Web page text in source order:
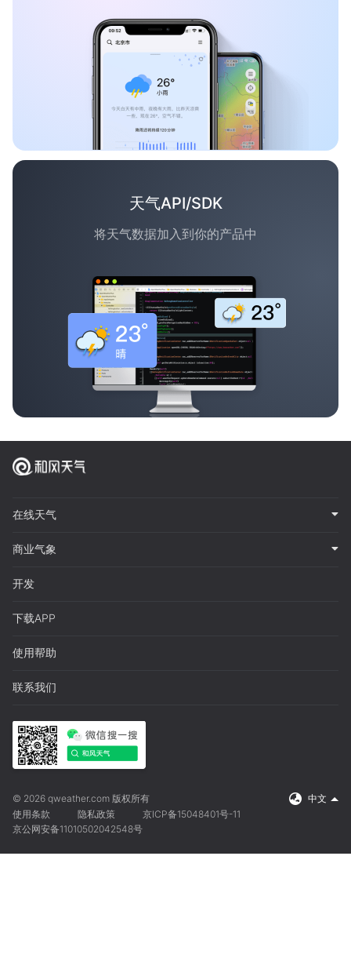
天气API/SDK
将天气数据加入到你的产品中
在线天气
商业气象
开发
下载APP
使用帮助
联系我们
© 2026 qweather.com 版权所有
中文
使用条款
隐私政策
京ICP备15048401号-11
京公网安备11010502042548号